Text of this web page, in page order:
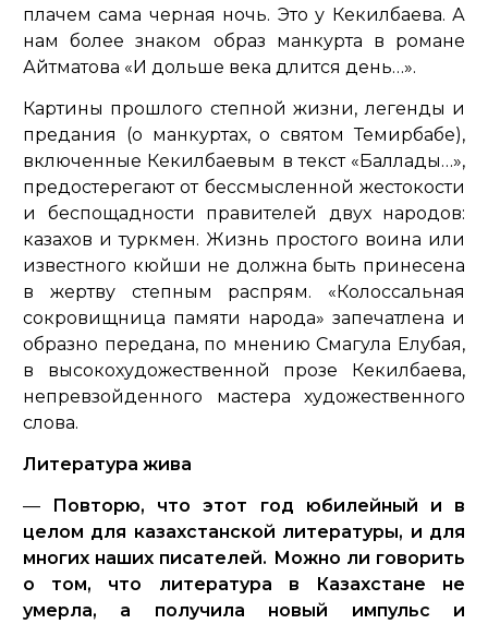
плачем сама черная ночь. Это у Кекилбаева. А
нам более знаком образ манкурта в романе
Айтматова «И дольше века длится день…».
Картины прошлого степной жизни, легенды и
предания (о манкуртах, о святом Темирбабе),
включенные Кекилбаевым в текст «Баллады…»,
предостерегают от бессмысленной жестокости
и беспощадности правителей двух народов:
казахов и туркмен. Жизнь простого воина или
известного кюйши не должна быть принесена
в жертву степным распрям. «Колоссальная
сокровищница памяти народа» запечатлена и
образно передана, по мнению Смагула Елубая,
в высокохудожественной прозе Кекилбаева,
непревзойденного мастера художественного
слова.
Литература жива
— Повторю, что этот год юбилейный и в
целом для казахстанской литературы, и для
многих наших писателей. Можно ли говорить
о том, что литература в Казахстане не
умерла, а получила новый импульс и